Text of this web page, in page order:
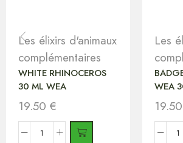
Les élixirs d'animaux
complémentaires
WHITE RHINOCEROS
30 ML WEA
19.50 €
Les
WEA
19.50